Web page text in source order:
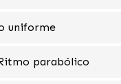
uniforme
parabólico